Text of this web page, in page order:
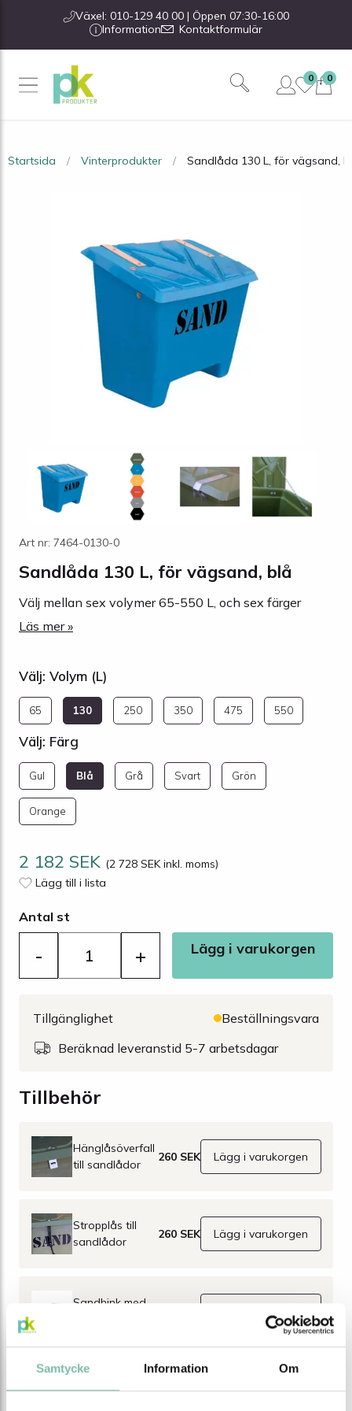
Samtycke Information Om
Växel: 010-129 40 00 | Öppen 07:30-16:00
Information
Kontaktformulär
0
0
Startsida Vinterprodukter Sandlåda 130 L, för vägsand,
Art nr: 7464-0130-0
Sandlåda 130 L, för vägsand, blå
Välj mellan sex volymer 65-550 L, och sex färger
Läs mer »
Välj: Volym (L)
65 130 250 350 475 550
Välj: Färg
Gul Blå Grå Svart Grön
Orange
2 182 SEK (2 728 SEK inkl. moms)
Lägg till i lista
Antal st
- + Lägg i varukorgen
Tillgänglighet
Beställningsvara
Beräknad leveranstid 5-7 arbetsdagar
Tillbehör
Hänglåsöverfall
till sandlådor
260 SEK Lägg i varukorgen
Stropplås till
sandlådor
260 SEK Lägg i varukorgen
Sandhink med
BESKRIVNING